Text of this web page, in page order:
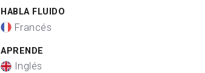
HABLA FLUIDO
Francés
APRENDE
Inglés